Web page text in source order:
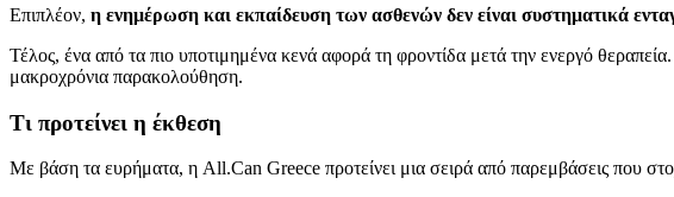
Επιπλέον, η ενημέρωση και εκπαίδευση των ασθενών δεν είναι συστηματικά
Τέλος, ένα από τα πιο υποτιμημένα κενά αφορά τη φροντίδα μετά την ενεργό
μακροχρόνια παρακολούθηση.
Τι προτείνει η έκθεση
Με βάση τα ευρήματα, η All.Can Greece προτείνει μια σειρά από παρεμβάσεις που